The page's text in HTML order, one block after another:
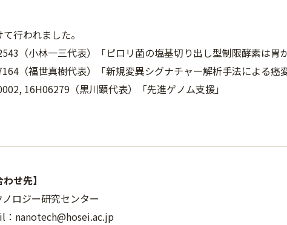
行われました。
（小林一三代表）「ピロリ菌の塩基切り出し型制限酵素は胃
（福世真樹代表）「新規変異シグナチャー解析手法による癌
16H06279（黒川顕代表）「先進ゲノム支援」
せ先】
ロジー研究センター
nanotech@hosei.ac.jp